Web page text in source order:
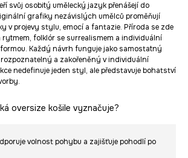
svůj osobitý umělecký jazyk přenášejí do
grafiky nezávislých umělců proměňují
v projevy stylu, emocí a fantazie. Příroda se zde
folklór se surrealismem a individuální
Každý návrh funguje jako samostatný
a zakořeněný v individuální
nedefinuje jeden styl, ale představuje bohatství
oversize košile vyznačuje?
volnost pohybu a zajišťuje pohodlí po